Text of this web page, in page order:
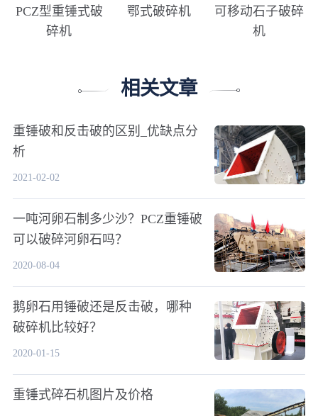
PCZ型重锤式破
碎机
鄂式破碎机
可移动石子破碎
机
相关文章
重锤破和反击破的区别_优缺点分
析
2021-02-02
一吨河卵石制多少沙？PCZ重锤破
可以破碎河卵石吗？
2020-08-04
鹅卵石用锤破还是反击破，哪种
破碎机比较好？
2020-01-15
重锤式碎石机图片及价格